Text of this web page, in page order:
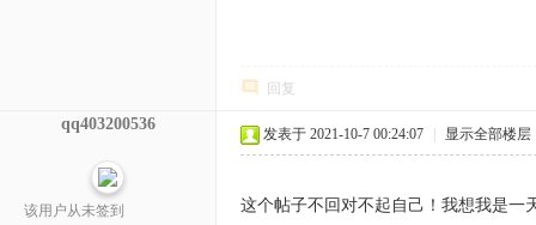
回复
qq403200536
该用户从未签到
发表于 2021-10-7 00:24:07 显示全部楼层
这个帖子不回对不起自己！我想我是一